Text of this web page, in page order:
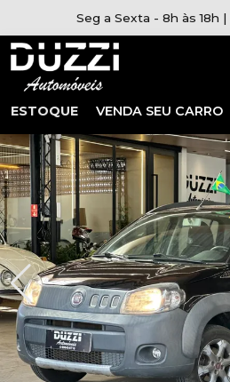
Seg a Sexta - 8h às 18h |
ESTOQUE VENDA SEU CARRO